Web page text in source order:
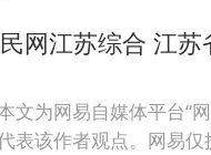
网江苏综合 江苏
文为网易自媒体平台“
表该作者观点。网易